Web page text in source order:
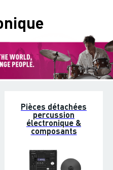
Pièces détachées
percussion
électronique &
composants